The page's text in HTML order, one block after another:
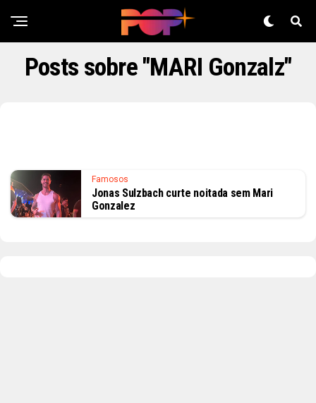
Posts sobre "MARI Gonzalz"
Famosos
Jonas Sulzbach curte noitada sem Mari
Gonzalez